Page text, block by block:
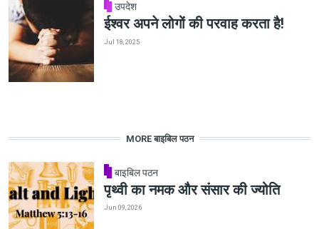
उपदेश
ईश्वर अपने लोगों की परवाह करता है!
Jul 18, 2025
MORE बाइबिल पठन
बाइबिल पठन
पृथ्वी का नमक और संसार की ज्योति
Jun 09, 2026